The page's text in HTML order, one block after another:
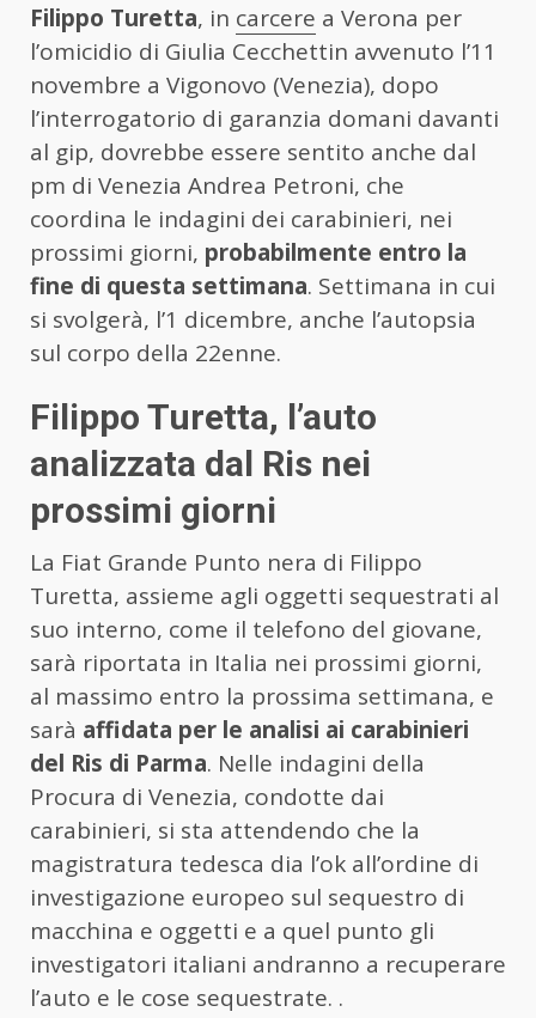
Filippo Turetta, in carcere a Verona per
l’omicidio di Giulia Cecchettin avvenuto l’11
novembre a Vigonovo (Venezia), dopo
l’interrogatorio di garanzia domani davanti
al gip, dovrebbe essere sentito anche dal
pm di Venezia Andrea Petroni, che
coordina le indagini dei carabinieri, nei
prossimi giorni, probabilmente entro la
fine di questa settimana. Settimana in cui
si svolgerà, l’1 dicembre, anche l’autopsia
sul corpo della 22enne.
Filippo Turetta, l’auto
analizzata dal Ris nei
prossimi giorni
La Fiat Grande Punto nera di Filippo
Turetta, assieme agli oggetti sequestrati al
suo interno, come il telefono del giovane,
sarà riportata in Italia nei prossimi giorni,
al massimo entro la prossima settimana, e
sarà affidata per le analisi ai carabinieri
del Ris di Parma. Nelle indagini della
Procura di Venezia, condotte dai
carabinieri, si sta attendendo che la
magistratura tedesca dia l’ok all’ordine di
investigazione europeo sul sequestro di
macchina e oggetti e a quel punto gli
investigatori italiani andranno a recuperare
l’auto e le cose sequestrate. .